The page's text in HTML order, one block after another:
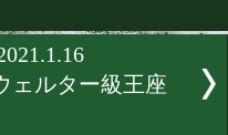
]2021.1.26
ェザー級日本ラ